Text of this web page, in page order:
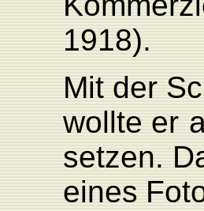
1918).
Mit der
wollteer
setzen.
eines F